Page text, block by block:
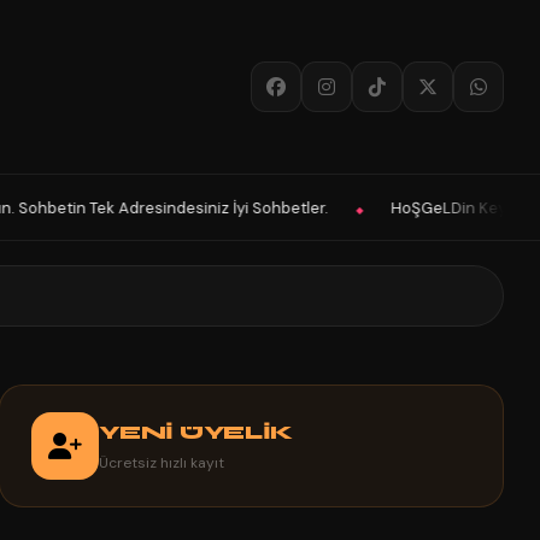
İyi Sohbetler. ◆ HoŞGeLDin Keyifli Eğlenceli Hoş Vakitler
YENİ ÜYELİK
Ücretsiz hızlı kayıt